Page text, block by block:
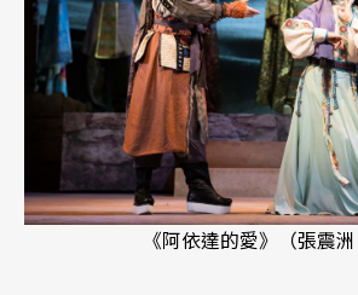
《阿依達的愛》（張震洲